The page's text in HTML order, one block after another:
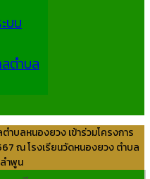
บบ
ตำบล
ตำบลหนองยวง เข้าร่วมโครงการ
ณ โรงเรียนวัดหนองยวง ตำบล
ำพูน